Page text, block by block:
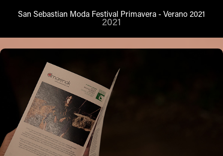
San Sebastian Moda Festival Primavera - Verano 2021
2021